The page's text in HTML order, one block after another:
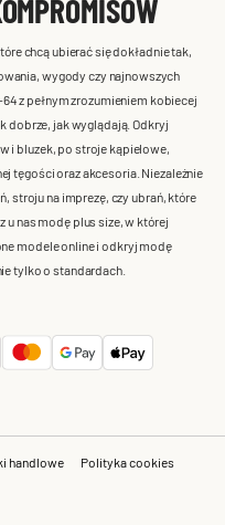
chcą ubierać się dokładnie tak,
wygody czy najnowszych
z pełnym zrozumieniem kobiecej
dobrze, jak wyglądają. Odkryj
i bluzek, po stroje kąpielowe,
tęgości oraz akcesoria. Niezależnie
stroju na imprezę, czy ubrań, które
u nas modę plus size, w której
modele online i odkryj modę
tylko o standardach.
handlowe
Polityka cookies